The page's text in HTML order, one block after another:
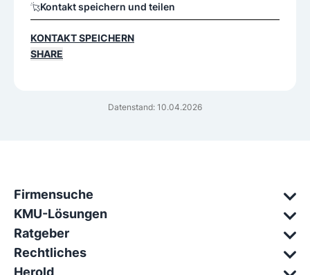
Datenstand: 10.04.2026
Kontakt speichern und teilen
KONTAKT SPEICHERN
SHARE
Firmensuche
KMU-Lösungen
Ratgeber
Rechtliches
Herold